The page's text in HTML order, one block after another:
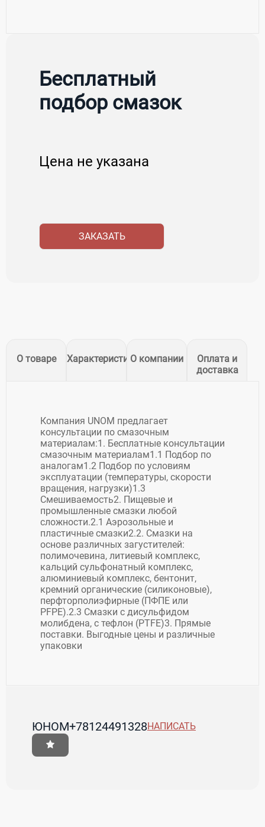
Бесплатный
подбор смазок
Цена не указана
ЗАКАЗАТЬ
О товаре ХарактеристикиО компании
Оплата и
доставка
Компания UNOM предлагает
консультации по смазочным
материалам:1. Бесплатные консультации
смазочным материалам1.1 Подбор по
аналогам1.2 Подбор по условиям
эксплуатации (температуры, скорости
вращения, нагрузки)1.3
Смешиваемость2. Пищевые и
промышленные смазки любой
сложности.2.1 Аэрозольные и
пластичные смазки2.2. Смазки на
основе различных загустителей:
полимочевина, литиевый комплекс,
кальций сульфонатный комплекс,
алюминиевый комплекс, бентонит,
кремний органические (силиконовые),
перфторполиэфирные (ПФПЕ или
PFPE).2.3 Смазки с дисульфидом
молибдена, с тефлон (PTFE)3. Прямые
поставки. Выгодные цены и различные
упаковки
ЮНОМ+78124491328НАПИСАТЬ